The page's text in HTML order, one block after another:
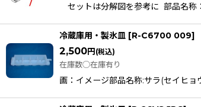
セットは分解図を参考に 部品名
冷蔵庫用・製氷皿 [R-C6700 009]
2,500円 (税込)
在庫数◯在庫有り
画：イメージ部品名称:サラ(セイ